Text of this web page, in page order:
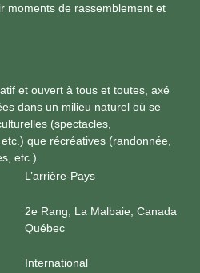
moments de rassemblement et
et ouvert à tous et toutes, axé
dans un milieu naturel où se
(spectacles,
que récréatives (randonnée,
etc.).
L’arrière-Pays
2e Rang, La Malbaie, Canada
Québec
International